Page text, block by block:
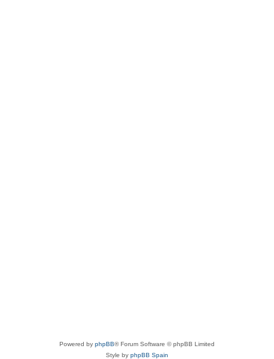
Powered by phpBB® Forum Software © phpBB Limited
Style by phpBB Spain